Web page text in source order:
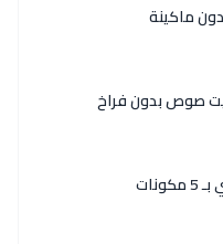
ماكينة
صوص بدون فراخ